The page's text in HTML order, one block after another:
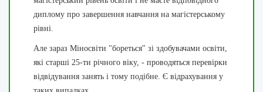
диплому про завершення навчання на магістерському
рівні.
Але зараз Міносвіти "бореться" зі здобувачами освіти,
які старші 25-ти річного віку, - проводяться перевірки
відвідування занять і тому подібне. Є відрахування у